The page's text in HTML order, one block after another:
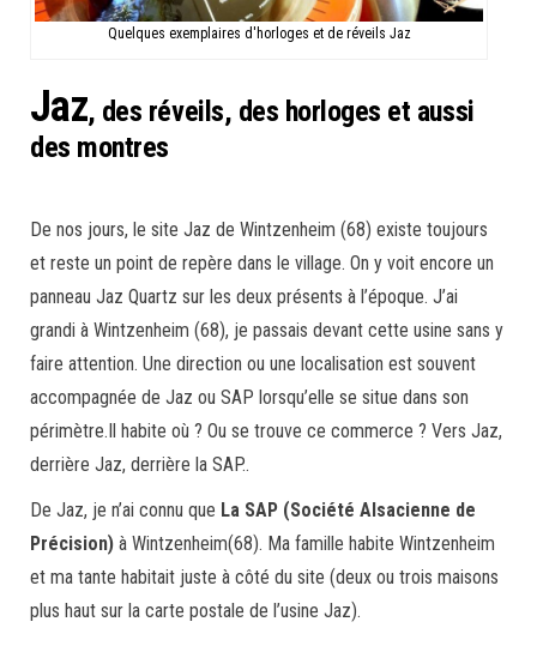
Quelques exemplaires d'horloges et de réveils Jaz
Jaz, des réveils, des horloges et aussi
des montres​
De nos jours, le site Jaz de Wintzenheim (68) existe toujours
et reste un point de repère dans le village. On y voit encore un
panneau Jaz Quartz sur les deux présents à l’époque. J’ai
grandi à Wintzenheim (68), je passais devant cette usine sans y
faire attention. Une direction ou une localisation est souvent
accompagnée de Jaz ou SAP lorsqu’elle se situe dans son
périmètre.Il habite où ? Ou se trouve ce commerce ? Vers Jaz,
derrière Jaz, derrière la SAP..
De Jaz, je n’ai connu que La SAP (Société Alsacienne de
Précision) à Wintzenheim(68). Ma famille habite Wintzenheim
et ma tante habitait juste à côté du site (deux ou trois maisons
plus haut sur la carte postale de l’usine Jaz).